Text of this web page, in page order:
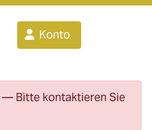
Konto
— Bitte kontaktieren Sie